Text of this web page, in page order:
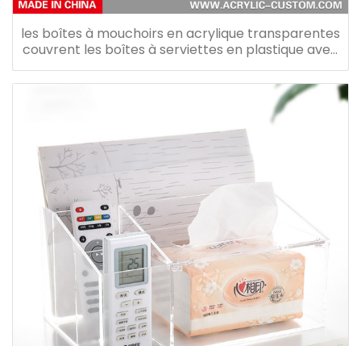
les boîtes à mouchoirs en acrylique transparentes
couvrent les boîtes à serviettes en plastique avec
poignée en métal